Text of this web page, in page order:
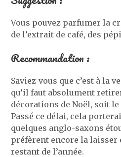
Vous pouvez parfumer la
de l’extrait de café, des
Recommandation :
Saviez-vous que c’est à la
qu’il faut absolument
décorations de Noël, soit
Passé ce délai, cela
quelques anglo-saxons
préfèrent encore la laisser
restant de l’année.